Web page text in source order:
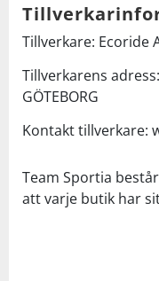
Tillverkare: Ecoride
Tillverkarens
GÖTEBORG
Kontakt tillverkare:
Team Sportia
att varje butik har